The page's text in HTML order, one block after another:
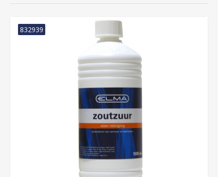
832939